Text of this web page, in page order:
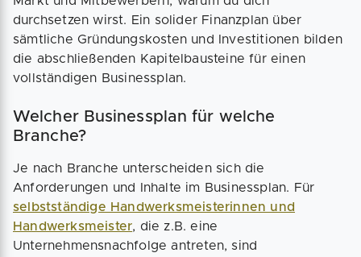
durchsetzen wirst. Ein solider Finanzplan über
sämtliche Gründungskosten und Investitionen bilden
die abschließenden Kapitelbausteine für einen
vollständigen Businessplan.
Welcher Businessplan für welche
Branche?
Je nach Branche unterscheiden sich die
Anforderungen und Inhalte im Businessplan. Für
selbstständige Handwerksmeisterinnen und
Handwerksmeister, die z.B. eine
Unternehmensnachfolge antreten, sind